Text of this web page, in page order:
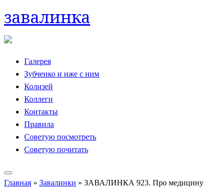
Skip
content
завалинка
Галерея
Зубченко и иже с ним
Колизей
Коллеги
Контакты
Правила
Советую посмотреть
Советую почитать
Главная » Завалинки » ЗАВАЛИНКА 923. Про медицину